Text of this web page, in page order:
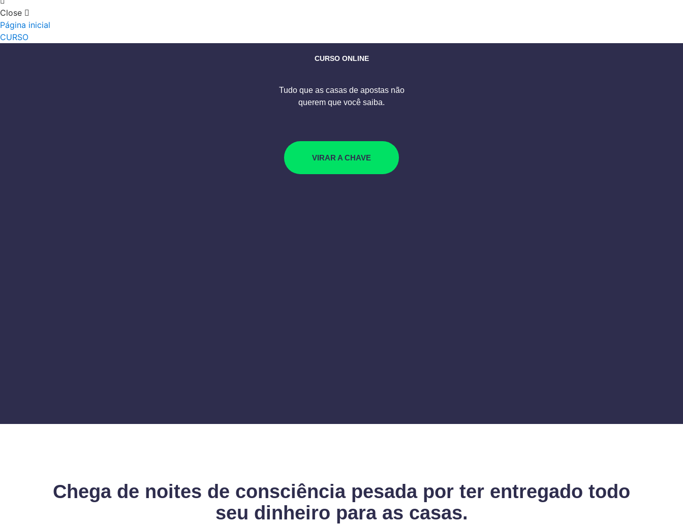
Close
Página inicial
CURSO
CURSO ONLINE
Tudo que as casas de apostas não
querem que você saiba.
VIRAR A CHAVE
Chega de noites de consciência pesada por ter entregado todo
seu dinheiro para as casas.